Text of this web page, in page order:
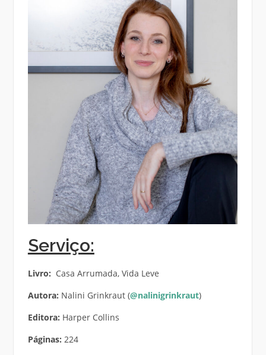
Serviço:
Livro: Casa Arrumada, Vida Leve
Autora: Nalini Grinkraut (@nalinigrinkraut)
Editora: Harper Collins
Páginas: 224